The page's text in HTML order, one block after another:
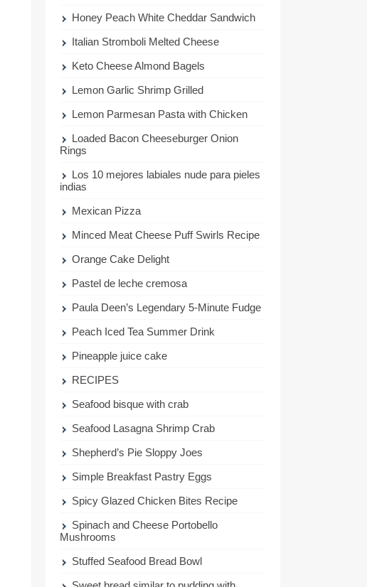
Honey Peach White Cheddar Sandwich
Italian Stromboli Melted Cheese
Keto Cheese Almond Bagels
Lemon Garlic Shrimp Grilled
Lemon Parmesan Pasta with Chicken
Loaded Bacon Cheeseburger Onion
Rings
Los 10 mejores labiales nude para pieles
indias
Mexican Pizza
Minced Meat Cheese Puff Swirls Recipe
Orange Cake Delight
Pastel de leche cremosa
Paula Deen’s Legendary 5-Minute Fudge
Peach Iced Tea Summer Drink
Pineapple juice cake
RECIPES
Seafood bisque with crab
Seafood Lasagna Shrimp Crab
Shepherd’s Pie Sloppy Joes
Simple Breakfast Pastry Eggs
Spicy Glazed Chicken Bites Recipe
Spinach and Cheese Portobello
Mushrooms
Stuffed Seafood Bread Bowl